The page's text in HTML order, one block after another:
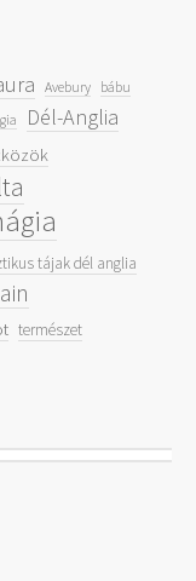
Avebury bábu
Dél-Anglia
tájak dél anglia
természet